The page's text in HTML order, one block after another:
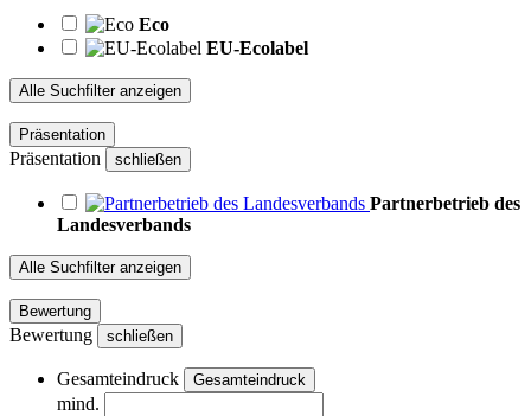
Eco
EU-Ecolabel
Alle Suchfilter anzeigen
Präsentation
Präsentation schließen
Partnerbetrieb des
Landesverbands
Alle Suchfilter anzeigen
Bewertung
Bewertung schließen
Gesamteindruck Gesamteindruck
mind.